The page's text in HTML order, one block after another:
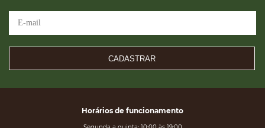
CADASTRAR
Horários de funcionamento